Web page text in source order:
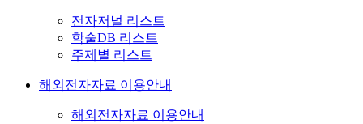
전자저널 리스트
학술DB 리스트
주제별 리스트
해외전자자료 이용안내
해외전자자료 이용안내